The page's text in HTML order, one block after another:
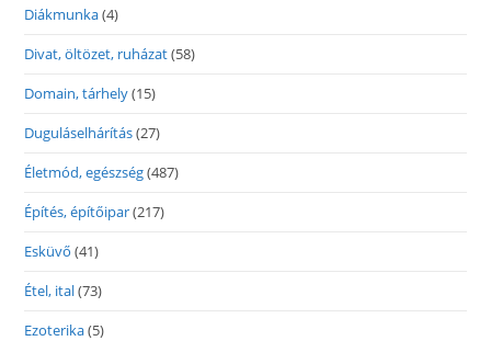
Diákmunka(4)
Divat, öltözet, ruházat(58)
Domain, tárhely(15)
Duguláselhárítás(27)
Életmód, egészség(487)
Építés, építőipar(217)
Esküvő (41)
Étel, ital(73)
Ezoterika(5)